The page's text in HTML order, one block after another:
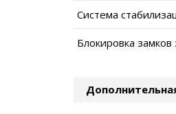
Система
Блокировка